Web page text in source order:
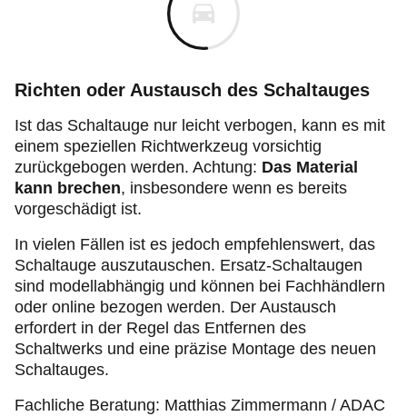
Richten oder Austausch des Schaltauges
Ist das Schaltauge nur leicht verbogen, kann es mit
einem speziellen Richtwerkzeug vorsichtig
zurückgebogen werden. Achtung: Das Material
kann brechen, insbesondere wenn es bereits
vorgeschädigt ist.
In vielen Fällen ist es jedoch empfehlenswert, das
Schaltauge auszutauschen. Ersatz-Schaltaugen
sind modellabhängig und können bei Fachhändlern
oder online bezogen werden. Der Austausch
erfordert in der Regel das Entfernen des
Schaltwerks und eine präzise Montage des neuen
Schaltauges.
Fachliche Beratung: Matthias Zimmermann / ADAC